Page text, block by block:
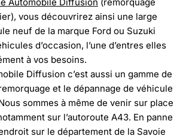
vous découvrirez ainsi une large
neuf de la marque Ford ou Suzuki
d’occasion, l’une d’entres elles
à vos besoins.
Diffusion c’est aussi un gamme de
et le dépannage de véhicule
sommes à même de venir sur place
sur l’autoroute A43. En panne
sur le département de la Savoie